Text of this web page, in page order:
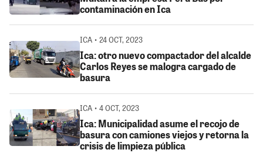
contaminación en Ica
ICA • 24 OCT, 2023
Ica: otro nuevo compactador del alcalde
Carlos Reyes se malogra cargado de
basura
ICA • 4 OCT, 2023
Ica: Municipalidad asume el recojo de
basura con camiones viejos y retorna la
crisis de limpieza pública